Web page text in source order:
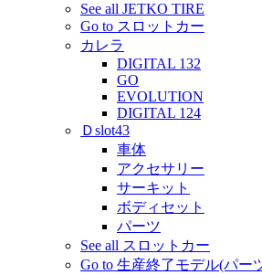
See all JETKO TIRE
Go to スロットカー
カレラ
DIGITAL 132
GO
EVOLUTION
DIGITAL 124
Ｄslot43
車体
アクセサリー
サーキット
ボディセット
パーツ
See all スロットカー
Go to 生産終了モデル(パー